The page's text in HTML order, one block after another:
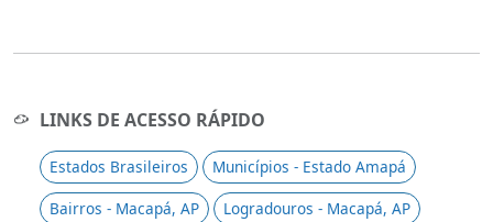
LINKS DE ACESSO RÁPIDO
Estados Brasileiros
Municípios - Estado Amapá
Bairros - Macapá, AP
Logradouros - Macapá, AP